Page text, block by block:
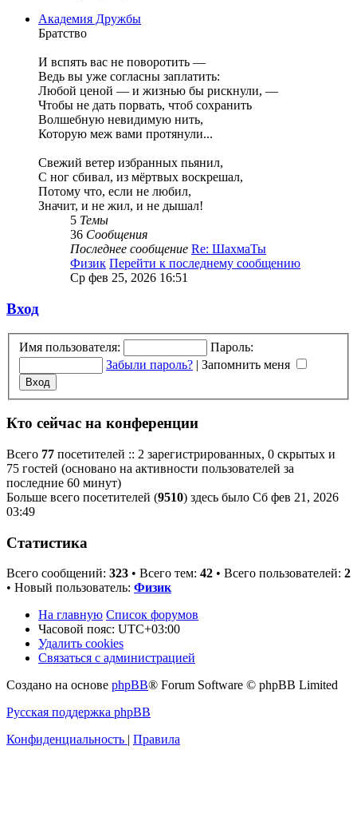
Академия Дружбы
Братство
И вспять вас не поворотить —
Ведь вы уже согласны заплатить:
Любой ценой — и жизнью бы рискнули, —
Чтобы не дать порвать, чтоб сохранить
Волшебную невидимую нить,
Которую меж вами протянули...
Свежий ветер избранных пьянил,
С ног сбивал, из мёртвых воскрешал,
Потому что, если не любил,
Значит, и не жил, и не дышал!
5 Темы
36 Сообщения
Последнее сообщение Re: ШахмаТы
Физик Перейти к последнему сообщению
Ср фев 25, 2026 16:51
Вход
Имя пользователя:
Пароль:
Забыли пароль? | Запомнить меня
Кто сейчас на конференции
Всего 77 посетителей :: 2 зарегистрированных, 0 скрытых и
75 гостей (основано на активности пользователей за
последние 60 минут)
Больше всего посетителей (9510) здесь было Сб фев 21, 2026
03:49
Статистика
Всего сообщений: 323 • Всего тем: 42 • Всего пользователей: 2
• Новый пользователь: Физик
На главную Список форумов
Часовой пояс: UTC+03:00
Удалить cookies
Связаться с администрацией
Создано на основе phpBB® Forum Software © phpBB Limited
Русская поддержка phpBB
Конфиденциальность | Правила